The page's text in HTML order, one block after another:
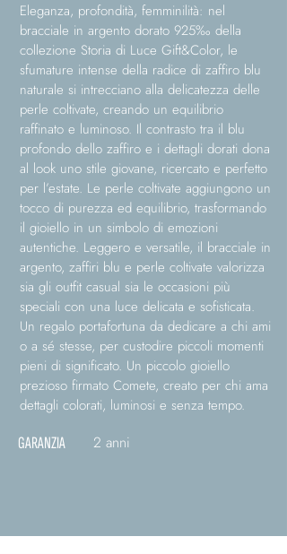
Eleganza, profondità, femminilità: nel
bracciale in argento dorato 925‰ della
collezione Storia di Luce Gift&Color, le
sfumature intense della radice di zaffiro blu
naturale si intrecciano alla delicatezza delle
perle coltivate, creando un equilibrio
raffinato e luminoso. Il contrasto tra il blu
profondo dello zaffiro e i dettagli dorati dona
al look uno stile giovane, ricercato e perfetto
per l’estate. Le perle coltivate aggiungono un
tocco di purezza ed equilibrio, trasformando
il gioiello in un simbolo di emozioni
autentiche. Leggero e versatile, il bracciale in
argento, zaffiri blu e perle coltivate valorizza
sia gli outfit casual sia le occasioni più
speciali con una luce delicata e sofisticata.
Un regalo portafortuna da dedicare a chi ami
o a sé stesse, per custodire piccoli momenti
pieni di significato. Un piccolo gioiello
prezioso firmato Comete, creato per chi ama
dettagli colorati, luminosi e senza tempo.
GARANZIA 2 anni